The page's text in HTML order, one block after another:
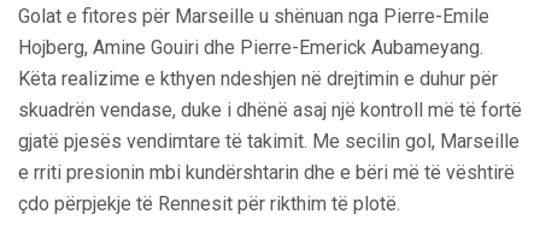
Golat e fitores për Marseille u shënuan nga Pierre-Emile
Hojberg, Amine Gouiri dhe Pierre-Emerick Aubameyang.
Këta realizime e kthyen ndeshjen në drejtimin e duhur për
skuadrën vendase, duke i dhënë asaj një kontroll më të fortë
gjatë pjesës vendimtare të takimit. Me secilin gol, Marseille
e rriti presionin mbi kundërshtarin dhe e bëri më të vështirë
çdo përpjekje të Rennesit për rikthim të plotë.